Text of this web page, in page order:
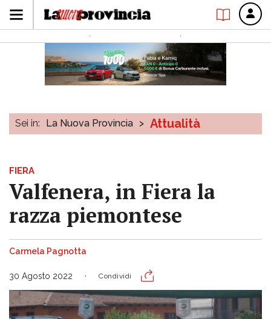
Sei in: La Nuova Provincia > Attualità
FIERA
Valfenera, in Fiera la
razza piemontese
Carmela Pagnotta
30 Agosto 2022 Condividi